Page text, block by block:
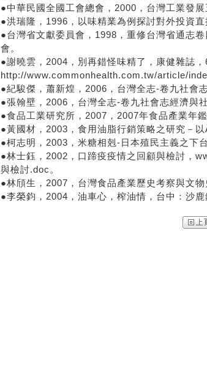
●中華民國全國工會總會，2000，台灣工業發展
●洪瑞隆，1996，以味精業為例探討對外投資
●台灣省文獻委員會，1998，重修台灣省通志
會。
●謝曉雲，2004，別再錯怪味精了，康健雜誌，
http://www.commonhealth.com.tw/article/
●紀駿傑，蕭新煌，2006，台灣全志-卷九社會
●張翰壁，2006，台灣全志-卷九社會志經濟與
●食品工業研究所，2007，2007年食品產業年鑑
●黃國材，2003，食用油脂行銷策略之研究－
●柯志明，2003，米糖相剋-日本殖民主義之下
●林士鈺，2002，口蹄疫疫情之回顧與檢討，
與檢討.doc。
●林頎生，2007，台灣食品產業歷史考察與文
●李榮鈞，2004，油車心，榨油情，台中：沙鹿